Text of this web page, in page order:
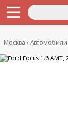
Москва Автомобили